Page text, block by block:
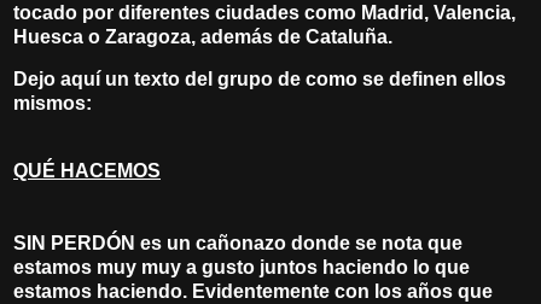
tocado por diferentes ciudades como Madrid, Valencia,
Huesca o Zaragoza, además de Cataluña.
Dejo aquí un texto del grupo de como se definen ellos
mismos:
QUÉ HACEMOS
SIN PERDÓN es un cañonazo donde se nota que
estamos muy muy a gusto juntos haciendo lo que
estamos haciendo. Evidentemente con los años que